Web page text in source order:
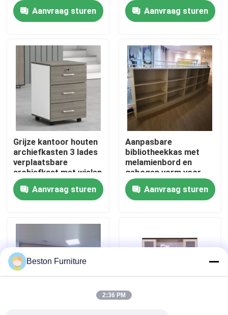
Thuis
Over ons
Fabriekstocht
Kwaliteitscontrole
Neem contact met ons op
Gevallen
Blog
Aanvraag sturen
Aanvraag sturen
Grijze kantoor houten
archiefkasten 3 lades
verplaatsbare
archiefkast met wielen
Aanvraag sturen
Aanpasbare
bibliotheekkas met
melamienbord en
gebogen vorm voor
kantooropslag
Aanvraag sturen
Beston Furniture
2:36 PM